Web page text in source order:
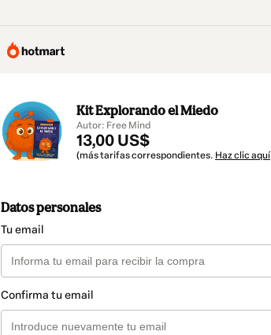
Kit Explorando el Miedo
Autor: Free Mind
13,00 US$
(más tarifas correspondientes. Haz clic aquí
Datos personales
Tu email
Confirma tu email